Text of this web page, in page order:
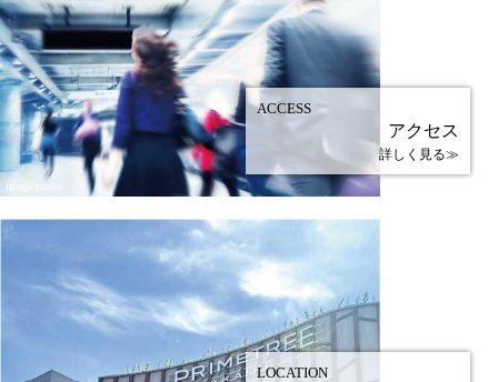
ACCESS
アクセス
詳しく見る≫
image photo
LOCATION